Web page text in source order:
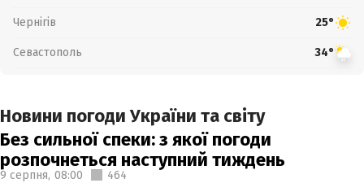
Чернігів 25°
Севастополь 34°
Новини погоди України та світу
Без сильної спеки: з якої погоди
розпочнеться наступний тиждень
9 серпня, 08:00 464